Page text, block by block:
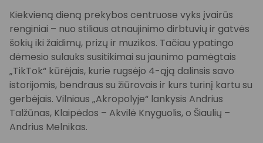
Kiekvieną dieną prekybos centruose vyks įvairūs
renginiai – nuo stiliaus atnaujinimo dirbtuvių ir gatvės
šokių iki žaidimų, prizų ir muzikos. Tačiau ypatingo
dėmesio sulauks susitikimai su jaunimo pamėgtais
„TikTok“ kūrėjais, kurie rugsėjo 4-ąją dalinsis savo
istorijomis, bendraus su žiūrovais ir kurs turinį kartu su
gerbėjais. Vilniaus „Akropolyje“ lankysis Andrius
Talžūnas, Klaipėdos – Akvilė Knyguolis, o Šiaulių –
Andrius Melnikas.